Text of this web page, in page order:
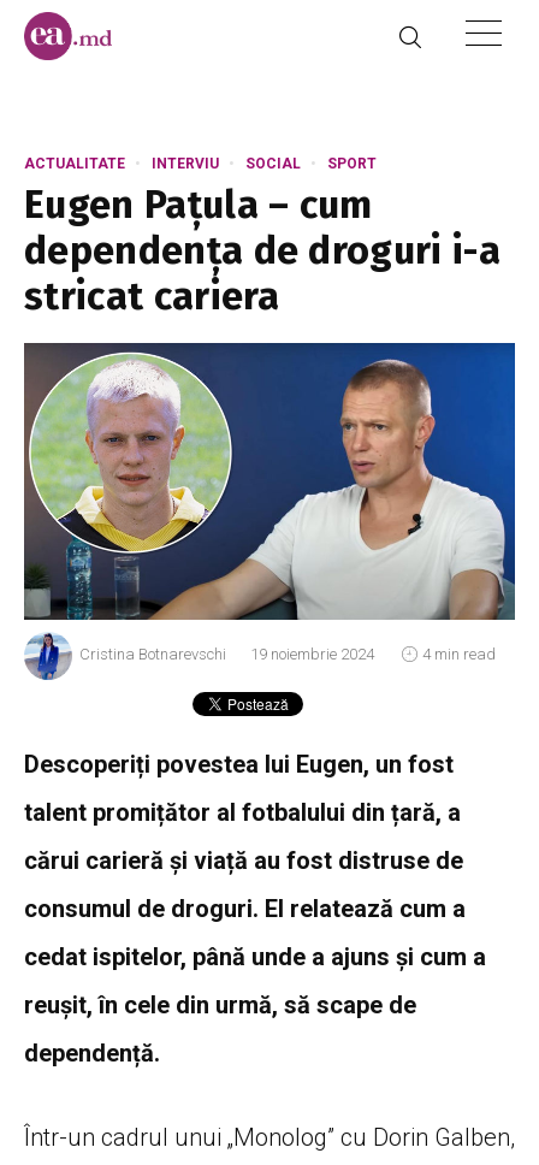
ACTUALITATE INTERVIU SOCIAL SPORT
Eugen Pațula – cum
dependența de droguri i-a
stricat cariera
Cristina Botnarevschi 19 noiembrie 2024 4 min read
Descoperiți povestea lui Eugen, un fost
talent promițător al fotbalului din țară, a
cărui carieră și viață au fost distruse de
consumul de droguri. El relatează cum a
cedat ispitelor, până unde a ajuns și cum a
reușit, în cele din urmă, să scape de
dependență.
Într-un cadrul unui „Monolog” cu Dorin Galben,